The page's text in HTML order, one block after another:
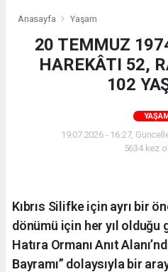
Anasayfa Yaşam
20 TEMMUZ
HAREKÂTI 52,
102
19.07.2026 - 16:27,
5634 kez
Kıbrıs Silifke için ayrı bir
dönümü için her yıl olduğu
Hatıra Ormanı Anıt
Bayramı” dolaysıyla bir